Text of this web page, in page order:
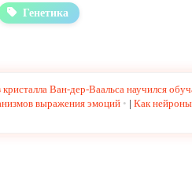
Генетика
Ван-дер-Ваальса научился
выражения эмоций
| Как нейроны